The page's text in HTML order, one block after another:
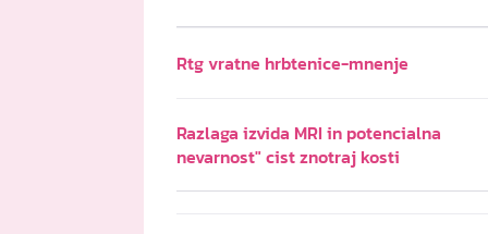
Rtg vratne hrbtenice-mnenje
Razlaga izvida MRI in potencialna
nevarnost" cist znotraj kosti